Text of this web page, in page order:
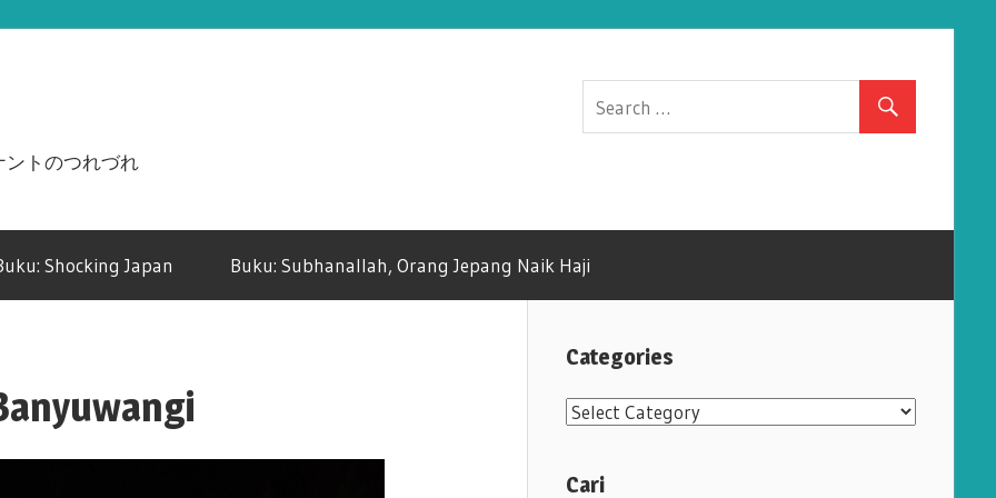
トのつれづれ
Shocking Japan Buku: Subhanallah, Orang Jepang Naik Haji
Categories
C
t
Cari